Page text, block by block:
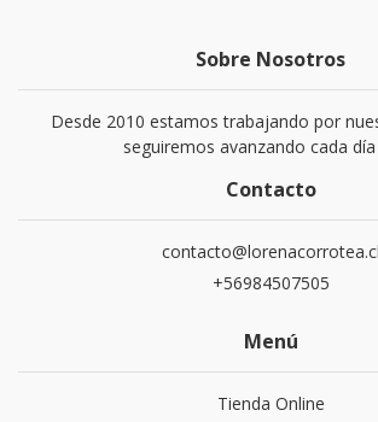
Sobre Nosotros
Desde 2010 estamos trabajando por
seguiremos avanzando cada
Contacto
contacto@lorenacorrotea.cl
+56984507505
Menú
Tienda Online